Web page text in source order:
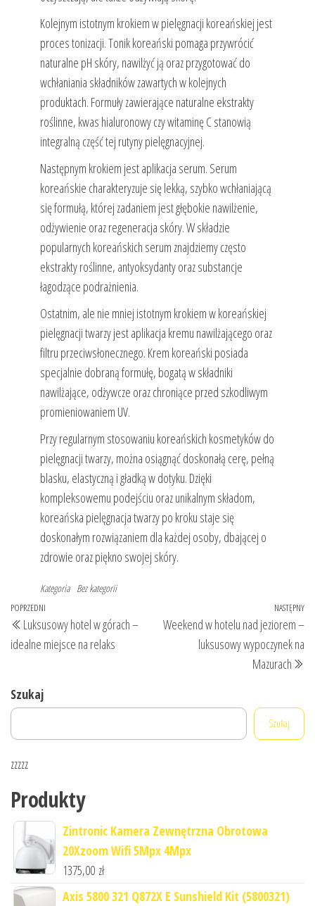
Kolejnym istotnym krokiem w pielęgnacji koreańskiej jest
proces tonizacji. Tonik koreański pomaga przywrócić
naturalne pH skóry, nawilżyć ją oraz przygotować do
wchłaniania składników zawartych w kolejnych
produktach. Formuły zawierające naturalne ekstrakty
roślinne, kwas hialuronowy czy witaminę C stanowią
integralną część tej rutyny pielęgnacyjnej.
Następnym krokiem jest aplikacja serum. Serum
koreańskie charakteryzuje się lekką, szybko wchłaniającą
się formułą, której zadaniem jest głębokie nawilżenie,
odżywienie oraz regeneracja skóry. W składzie
popularnych koreańskich serum znajdziemy często
ekstrakty roślinne, antyoksydanty oraz substancje
łagodzące podrażnienia.
Ostatnim, ale nie mniej istotnym krokiem w koreańskiej
pielęgnacji twarzy jest aplikacja kremu nawilżającego oraz
filtru przeciwsłonecznego. Krem koreański posiada
specjalnie dobraną formułę, bogatą w składniki
nawilżające, odżywcze oraz chroniące przed szkodliwym
promieniowaniem UV.
Przy regularnym stosowaniu koreańskich kosmetyków do
pielęgnacji twarzy, można osiągnąć doskonałą cerę, pełną
blasku, elastyczną i gładką w dotyku. Dzięki
kompleksowemu podejściu oraz unikalnym składom,
koreańska pielęgnacja twarzy po kroku staje się
doskonałym rozwiązaniem dla każdej osoby, dbającej o
zdrowie oraz piękno swojej skóry.
Kategoria Bez kategorii
Nawigacja
wpisu
Poprzedni
wpis
POPRZEDNI
Luksusowy hotel w górach –
idealne miejsce na relaks
NASTĘPNY
Weekend w hotelu nad jeziorem –
luksusowy wypoczynek na
Mazurach
Szukaj
Szukaj
zzzzz
Produkty
Zintronic Kamera Zewnętrzna Obrotowa
20Xzoom Wifi 5Mpx 4Mpx
1375,00 zł
Axis 5800 321 Q872X E Sunshield Kit (5800321)